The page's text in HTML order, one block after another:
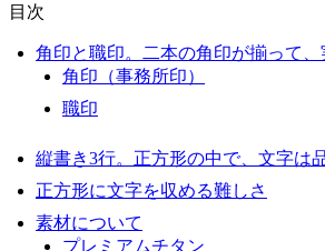
目次
角印と職印。二本の角印が揃って、
角印（事務所印）
職印
縦書き3行。正方形の中で、文字は
正方形に文字を収める難しさ
素材について
プレミアムチタン